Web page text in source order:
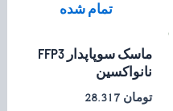
خرید قسطی با ترب‌پی بدون کارمزد
تمام شده
ماسک سوپاپدار FFP3
نانواکسین
تومان 28.317